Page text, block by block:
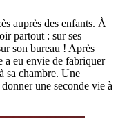
auprès des enfants. À
partout : sur ses
son bureau ! Après
a eu envie de fabriquer
sa chambre. Une
une seconde vie à